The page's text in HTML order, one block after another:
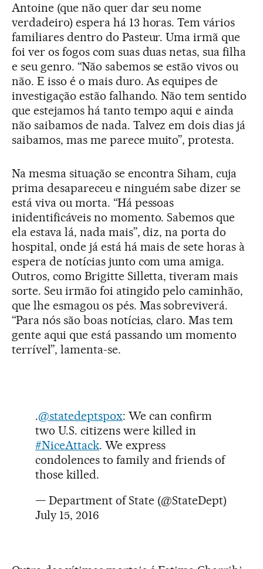
Antoine (que não quer dar seu nome
verdadeiro) espera há 13 horas. Tem vários
familiares dentro do Pasteur. Uma irmã que
foi ver os fogos com suas duas netas, sua filha
e seu genro. “Não sabemos se estão vivos ou
não. E isso é o mais duro. As equipes de
investigação estão falhando. Não tem sentido
que estejamos há tanto tempo aqui e ainda
não saibamos de nada. Talvez em dois dias já
saibamos, mas me parece muito”, protesta.
Na mesma situação se encontra Siham, cuja
prima desapareceu e ninguém sabe dizer se
está viva ou morta. “Há pessoas
inidentificáveis no momento. Sabemos que
ela estava lá, nada mais”, diz, na porta do
hospital, onde já está há mais de sete horas à
espera de notícias junto com uma amiga.
Outros, como Brigitte Silletta, tiveram mais
sorte. Seu irmão foi atingido pelo caminhão,
que lhe esmagou os pés. Mas sobreviverá.
“Para nós são boas notícias, claro. Mas tem
gente aqui que está passando um momento
terrível”, lamenta-se.
.@statedeptspox: We can confirm
two U.S. citizens were killed in
#NiceAttack. We express
condolences to family and friends of
those killed.
— Department of State (@StateDept)
July 15, 2016